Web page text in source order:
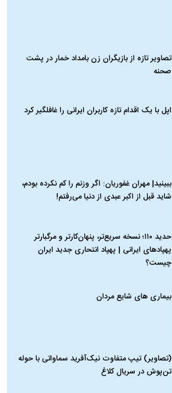
تصاویر تازه از بازیگران زن بامداد خمار در پشت
صحنه
اپل با یک اقدام تازه کاربران ایرانی را غافلگیر کرد
ببینید| مهران غفوریان: اگر وزنم را کم نکرده بودم،
شاید قبل از اکبر عبدی از دنیا می‌رفتم!
حدید ۱۱۰؛ نسخه سریع‌تر، پنهان‌کارتر و مرگبارتر
پهپادهای ایرانی | پهپاد انتحاری جدید ایران
چیست؟
بیماری‌ های شایع مردان
(تصاویر) تیپ متفاوت نیک‌آفرید سماواتی با حوله
تن‌پوش در سریال کلاغ